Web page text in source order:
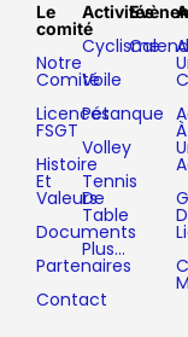
Le
comité
Notre
Comité
Licences
FSGT
Histoire
Et
Valeurs
Documents
Partenaires
Contact
Activités
Cyclisme
Voile
Pétanque
Volley
Tennis
De
Table
Plus…
À